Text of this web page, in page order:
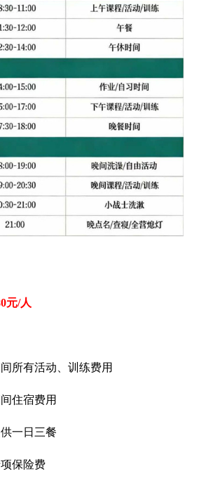
元/人
所有活动、训练费用
住宿费用
一日三餐
保险费